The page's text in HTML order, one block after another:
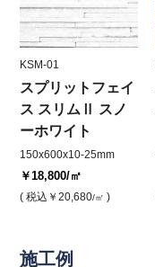
KSM-01
スプリットフェイ
ス スリムⅡ スノ
ーホワイト
150x600x10-25mm
￥18,800/㎡
( 税込 ￥20,680/㎡ )
施工例